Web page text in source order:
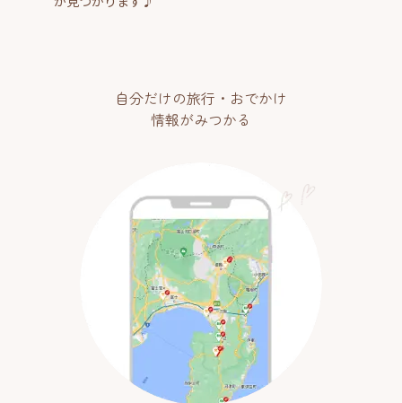
自分だけの旅行・おでかけ
情報がみつかる